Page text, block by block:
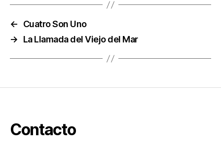
←
Cuatro Son Uno
→
La Llamada del Viejo del Mar
Contacto